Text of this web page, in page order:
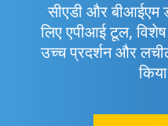
सीएडी और बीआईएम
लिए एपीआई टूल,
उच्च प्रदर्शन और